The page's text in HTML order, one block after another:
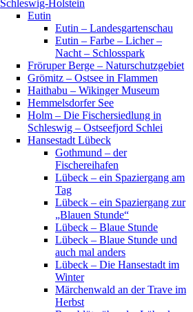
Schleswig-Holstein
Eutin
Eutin – Landesgartenschau
Eutin – Farbe – Licher –
Nacht – Schlosspark
Fröruper Berge – Naturschutzgebiet
Grömitz – Ostsee in Flammen
Haithabu – Wikinger Museum
Hemmelsdorfer See
Holm – Die Fischersiedlung in
Schleswig – Ostseefjord Schlei
Hansestadt Lübeck
Gothmund – der
Fischereihafen
Lübeck – ein Spaziergang am
Tag
Lübeck – ein Spaziergang zur
„Blauen Stunde“
Lübeck – Blaue Stunde
Lübeck – Blaue Stunde und
auch mal anders
Lübeck – Die Hansestadt im
Winter
Märchenwald an der Trave im
Herbst